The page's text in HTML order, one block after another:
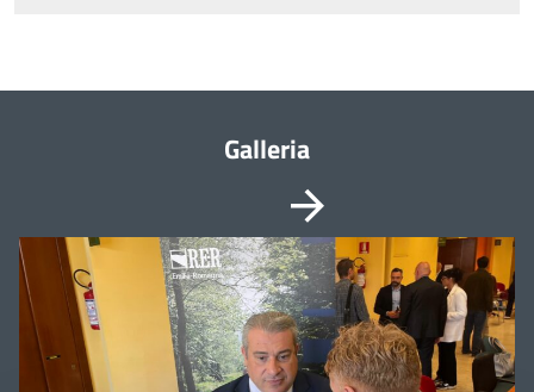
Galleria
Vai
alla
slide
successiva
possibile
navigare
le
slide
utilizzando
i
tasti
freccia